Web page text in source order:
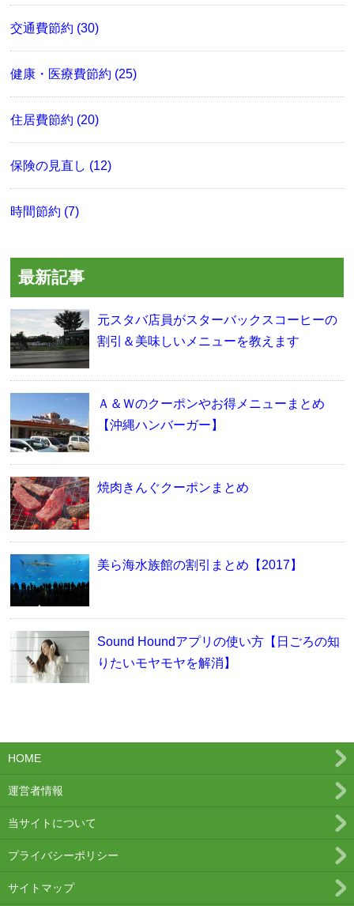
交通費節約 (30)
健康・医療費節約 (25)
住居費節約 (20)
保険の見直し (12)
時間節約 (7)
最新記事
元スタバ店員がスターバックスコーヒーの
割引＆美味しいメニューを教えます
Ａ＆Ｗのクーポンやお得メニューまとめ
【沖縄ハンバーガー】
焼肉きんぐクーポンまとめ
美ら海水族館の割引まとめ【2017】
Sound Houndアプリの使い方【日ごろの知
りたいモヤモヤを解消】
HOME
運営者情報
当サイトについて
プライバシーポリシー
サイトマップ